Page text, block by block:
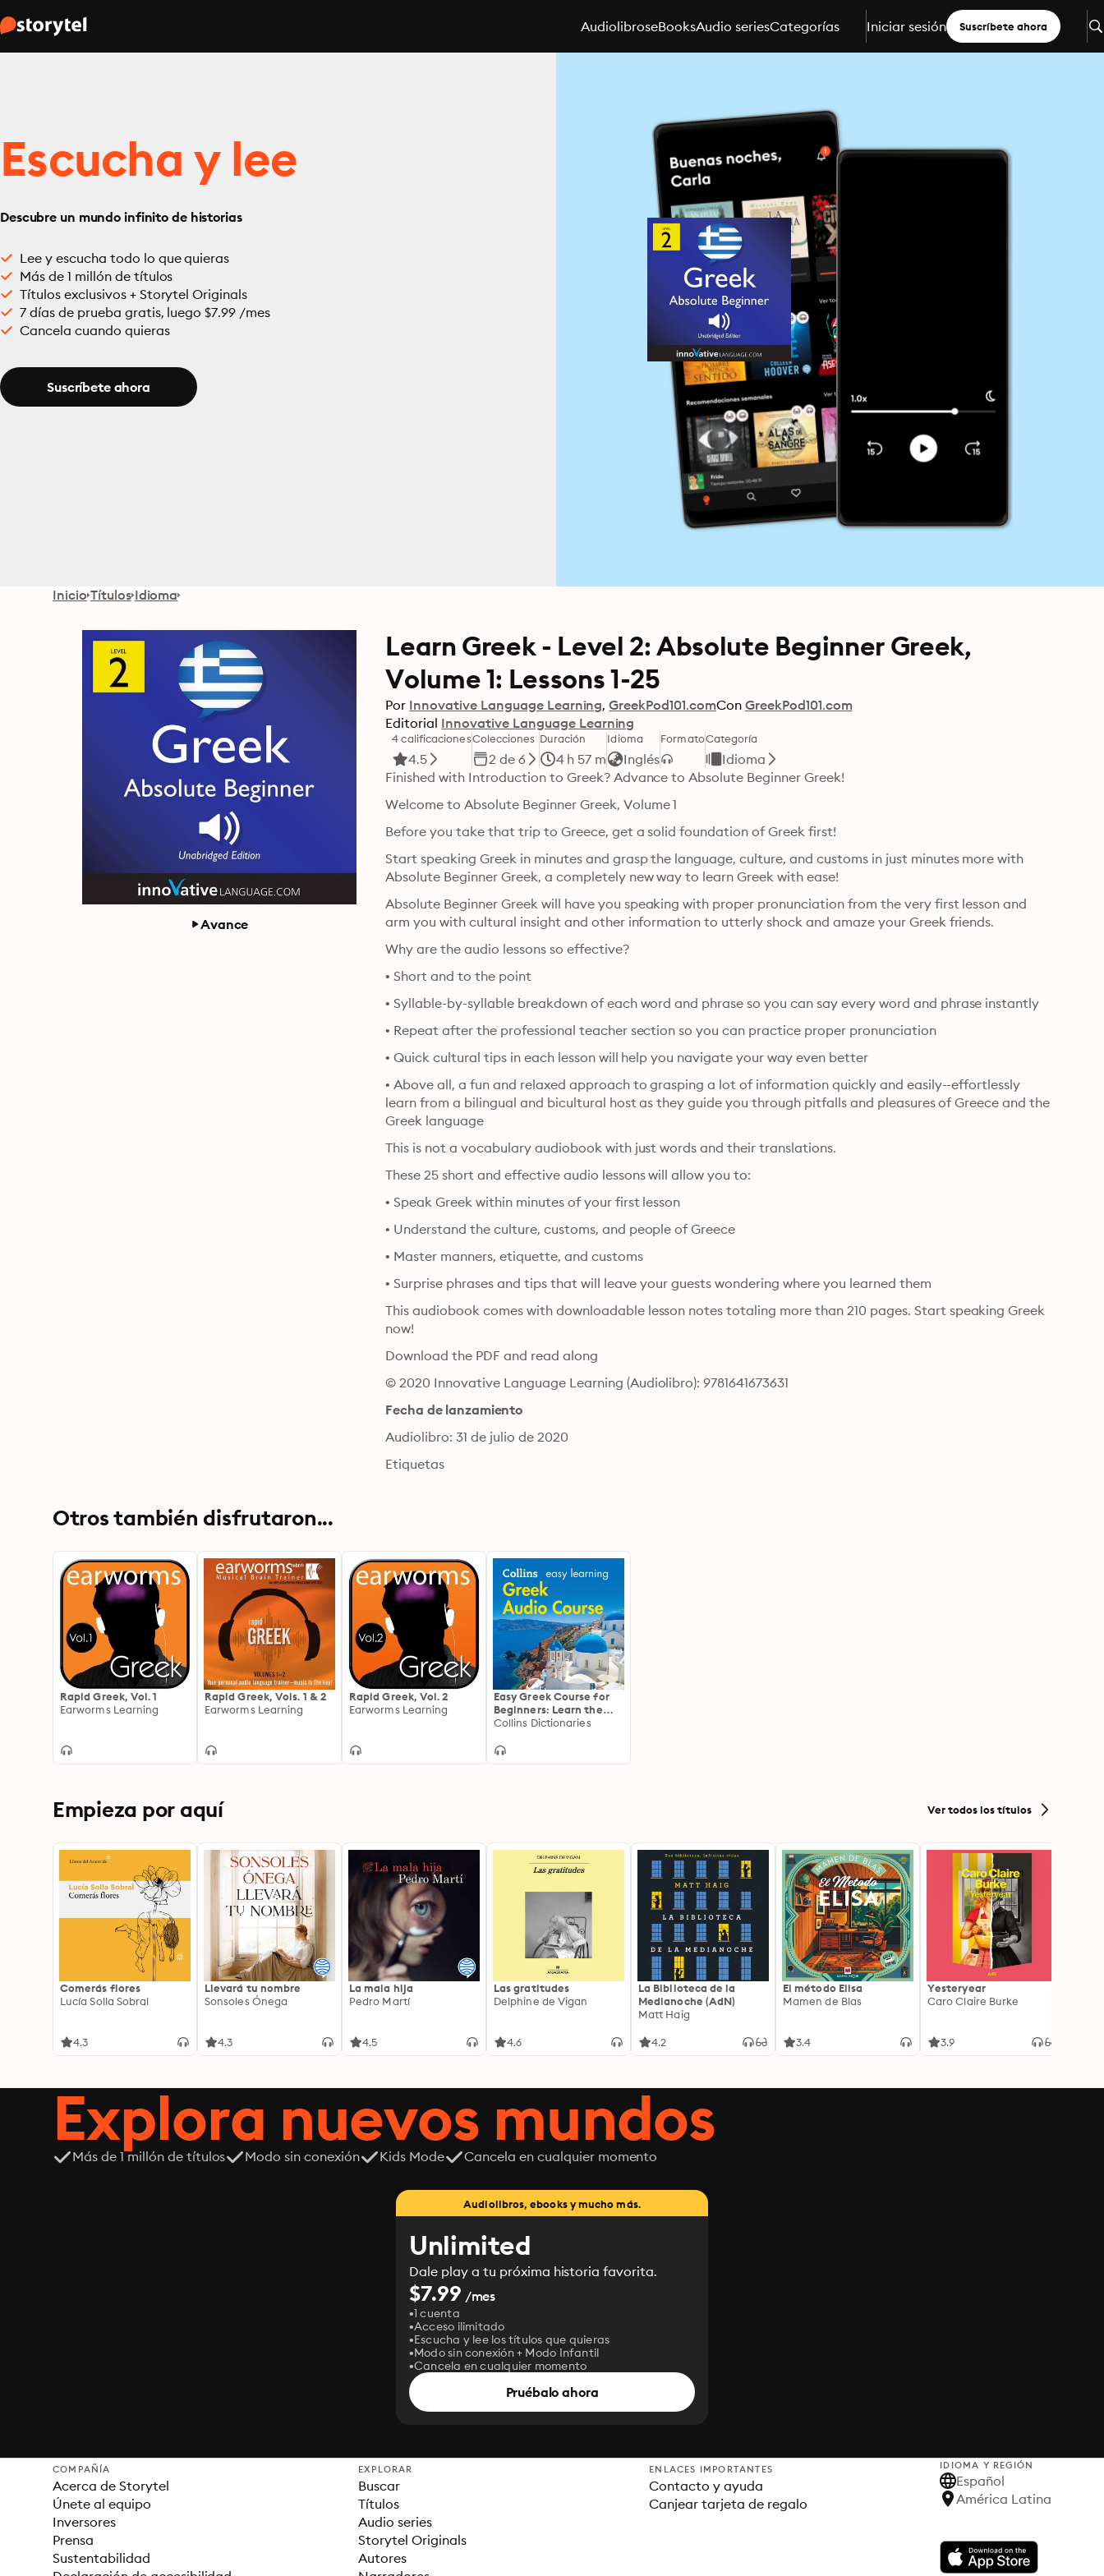
AudiolibroseBooksAudio seriesCategorías Iniciar sesión Suscríbete ahora
Escucha y lee
Descubre un mundo infinito de historias
Lee y escucha todo lo que quieras
Más de 1 millón de títulos
Títulos exclusivos + Storytel Originals
7 días de prueba gratis, luego $7.99 /mes
Cancela cuando quieras
Suscríbete ahora
Inicio Títulos Idioma
Avance
Learn Greek - Level 2: Absolute Beginner Greek,
Volume 1: Lessons 1-25
Por Innovative Language Learning GreekPod101.comCon GreekPod101.com
Editorial Innovative Language Learning
4 calificaciones
4.5
Colecciones
2 de 6
Duración
4 h 57 m
Idioma
Inglés
FormatoCategoría
Idioma
Finished with Introduction to Greek? Advance to Absolute Beginner Greek!
Welcome to Absolute Beginner Greek, Volume 1
Before you take that trip to Greece, get a solid foundation of Greek first!
Start speaking Greek in minutes and grasp the language, culture, and customs in just minutes more with
Absolute Beginner Greek, a completely new way to learn Greek with ease!
Absolute Beginner Greek will have you speaking with proper pronunciation from the very first lesson and
Why are the audio lessons so effective?
• Short and to the point
• Syllable-by-syllable breakdown of each word and phrase so you can say every word and phrase instantly
• Repeat after the professional teacher section so you can practice proper pronunciation
• Quick cultural tips in each lesson will help you navigate your way even better
• Above all, a fun and relaxed approach to grasping a lot of information quickly and easily--effortlessly
learn from a bilingual and bicultural host as they guide you through pitfalls and pleasures of Greece and the
Greek language
These 25 short and effective audio lessons will allow you to:
• Speak Greek within minutes of your first lesson
• Understand the culture, customs, and people of Greece
• Master manners, etiquette, and customs
• Surprise phrases and tips that will leave your guests wondering where you learned them
This audiobook comes with downloadable lesson notes totaling more than 210 pages. Start speaking Greek
now!
Download the PDF and read along
© 2020 Innovative Language Learning (Audiolibro): 9781641673631
Fecha de lanzamiento
Audiolibro: 31 de julio de 2020
Etiquetas
Otros también disfrutaron...
Rapid Greek, Vol. 1
Earworms Learning
Rapid Greek, Vols. 1 & 2
Earworms Learning
Rapid Greek, Vol. 2
Earworms Learning
Easy Greek Course for
Beginners: Learn the
basics for everyday
Collins Dictionaries
Empieza por aquí Ver todos los títulos
Comerás flores
Lucía Solla Sobral
4.3
Llevará tu nombre
Sonsoles Ónega
4.3
La mala hija
Pedro Martí
4.5
Las gratitudes
Delphine de Vigan
4.6
La Biblioteca de la
Medianoche (AdN)
Matt Haig
4.2
El método Elisa
Mamen de Blas
3.4
Yesteryear
Caro Claire Burke
3.9
Explora nuevos mundos
Más de 1 millón de títulos Modo sin conexión Kids Mode Cancela en cualquier momento
Audiolibros, ebooks y mucho más.
Unlimited
Dale play a tu próxima historia favorita.
$7.99 /mes
1 cuenta
Acceso ilimitado
Escucha y lee los títulos que quieras
Modo sin conexión + Modo Infantil
Cancela en cualquier momento
Pruébalo ahora
COMPAÑÍA
Acerca de Storytel
Únete al equipo
Inversores
Prensa
Sustentabilidad
EXPLORAR
Buscar
Títulos
Audio series
Storytel Originals
Autores
ENLACES IMPORTANTES
Contacto y ayuda
Canjear tarjeta de regalo
IDIOMA Y REGIÓN
Español
América Latina